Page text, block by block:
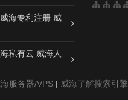
海专利注册 威
私有云 威海人
海服务器/VPS | 威海了解搜索引擎